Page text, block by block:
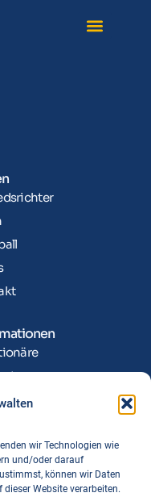
wir Technologien wie
und/oder darauf
können wir Daten
Website verarbeiten.